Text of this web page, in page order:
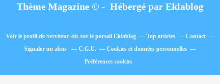
Thème Magazine © - Hébergé par Eklablog
Voir le profil de Serviteur-ofssur le portail Eklablog Top articles
Contact
Signaler un abus
C.G.U.
Cookies et données personnelles
Préférences cookies